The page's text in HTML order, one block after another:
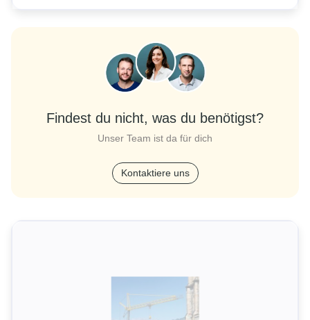
Findest du nicht, was du benötigst?
Unser Team ist da für dich
Kontaktiere uns